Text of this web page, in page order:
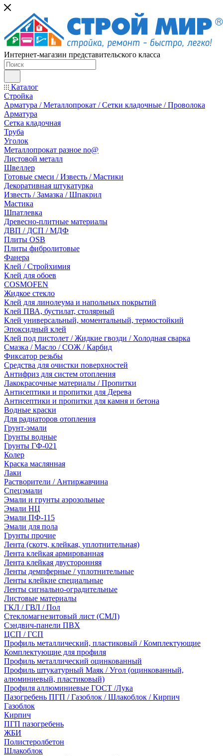
Интернет-магазин представительского класса
Каталог
Стройка
Арматура / Металлопрокат / Сетки кладочные / Проволока
Арматура
Сетка кладочная
Труба
Уголок
Металлопрокат разное no@
Листовой металл
Швеллер
Готовые смеси / Известь / Мастики
Декоративная штукатурка
Известь / Замазка / Шпакрил
Мастика
Шпатлевка
Древесно-плитные материалы
ДВП / ДСП / МДФ
Плиты OSB
Плиты фибролитовые
Фанера
Клей / Стройхимия
Клей для обоев
COSMOFEN
Жидкое стекло
Клей для линолеума и напольных покрытий
Клей ПВА, бустилат, столярный
Клей универсальный, моментальный, термостойкий
Эпоксидный клей
Клей под пистолет / Жидкие гвозди / Холодная сварка
Смазка / Масло / СОЖ / Карбид
Фиксатор резьбы
Средства для очистки поверхностей
Антифриз для систем отопления
Лакокрасочные материалы / Пропитки
Антисептики и пропитки для Дерева
Антисептики и пропитки для камня и бетона
Водные краски
Для радиаторов отопления
Грунт-эмали
Грунты водные
Грунты ГФ-021
Колер
Краска маслянная
Лаки
Растворители / Антиржавчина
Спецэмали
Эмали и грунты аэрозольные
Эмали НЦ
Эмали ПФ-115
Эмали для пола
Грунты прочие
Лента (скотч, клейкая, уплотнительная)
Лента клейкая армированная
Лента клейкая двусторонняя
Ленты демпферные / уплотнительные
Ленты клейкие специальные
Ленты сигнально-оградительные
Листовые материалы
ГКЛ / ГВЛ / Пол
Стекломагнезитовый лист (СМЛ)
Сэндвич-панели ПВХ
ЦСП / ГСП
Профиль металлический, пластиковый / Комплектующие
Комплектующие для профиля
Профиль металлический оцинкованный
Профиль штукатурный Маяк / Угол (оцинкованный,
алюминиевый, пластиковый)
Профиля аллюминиевые ГОСТ /Лука
Пазогребень ПГП / Газоблок / Шлакоблок / Кирпич
Газоблок
Кирпич
ПГП пазогребень
ЖБИ
Полистеролбетон
Шлакоблок